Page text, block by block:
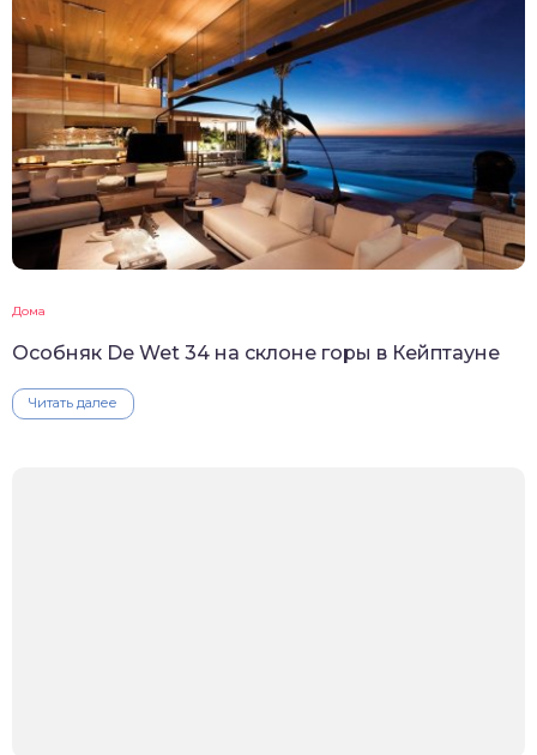
Дома
Особняк De Wet 34 на склоне горы в Кейптауне
Читать далее